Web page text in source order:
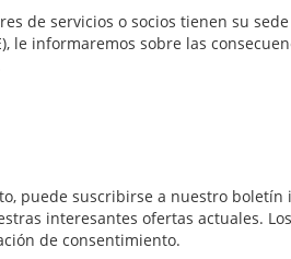
de servicios o socios tienen su
le informaremos sobre las
puede suscribirse a nuestro
interesantes ofertas actuales.
de consentimiento.